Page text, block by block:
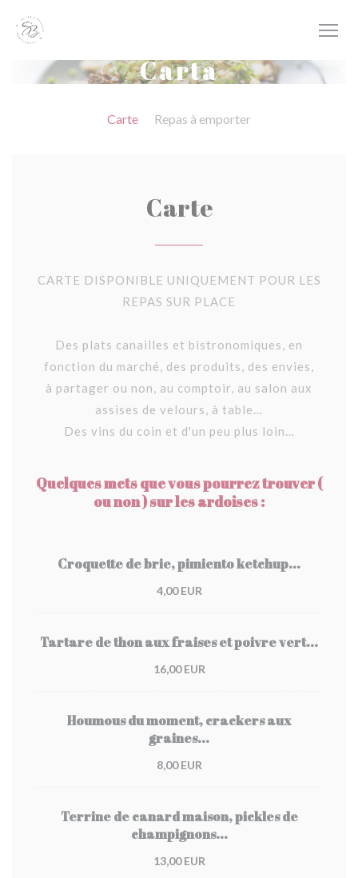
Carta
Carte Repas à emporter
Carte
CARTE DISPONIBLE UNIQUEMENT POUR LES
REPAS SUR PLACE
Des plats canailles et bistronomiques, en
fonction du marché, des produits, des envies,
à partager ou non, au comptoir, au salon aux
assises de velours, à table…
Des vins du coin et d'un peu plus loin…
Quelques mets que vous pourrez trouver (
ou non ) sur les ardoises :
Croquette de brie, pimiento ketchup...
4,00 EUR
Tartare de thon aux fraises et poivre vert...
16,00 EUR
Houmous du moment, crackers aux
graines...
8,00 EUR
Terrine de canard maison, pickles de
champignons...
13,00 EUR